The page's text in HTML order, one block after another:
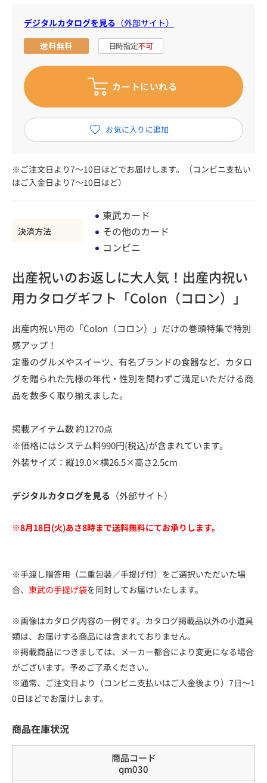
デジタルカタログを見る （外部サイト）
※ご注文日より7～10日ほどでお届けします。（コンビニ支払い
はご入金日より7～10日ほど）
決済方法
東武カード
その他のカード
コンビニ
出産祝いのお返しに大人気！出産内祝い
用カタログギフト「Colon（コロン）」
出産内祝い用の「Colon（コロン）」だけの巻頭特集で特別
感アップ！
定番のグルメやスイーツ、有名ブランドの食器など、カタロ
グを贈られた先様の年代・性別を問わずご満足いただける商
品を数多く取り揃えました。
掲載アイテム数 約1270点
※価格にはシステム料990円(税込)が含まれています。
外装サイズ：縦19.0×横26.5×高さ2.5cm
デジタルカタログを見る （外部サイト）
※8月18日(火)あさ8時まで送料無料にてお承りします。
※手渡し贈答用（二重包装／手提げ付）をご選択いただいた場
合、 東武の手提げ袋を同封してお届けいたします。
※画像はカタログ内容の一例です。カタログ掲載品以外の小道具
類は、お届けする商品には含まれておりません。
※掲載商品につきましては、メーカー都合により変更になる場合
がございます。予めご了承ください。
※通常、ご注文日より（コンビニ支払いはご入金後より）7日～1
0日ほどでお届けします。
商品在庫状況
商品コード
qm030